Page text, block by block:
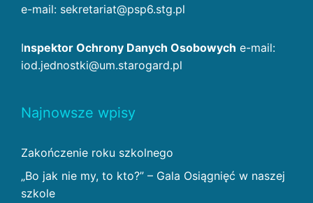
e-mail: sekretariat@psp6.stg.pl
Inspektor Ochrony Danych Osobowych e-mail:
iod.jednostki@um.starogard.pl
Najnowsze wpisy
Zakończenie roku szkolnego
„Bo jak nie my, to kto?” – Gala Osiągnięć w naszej
szkole